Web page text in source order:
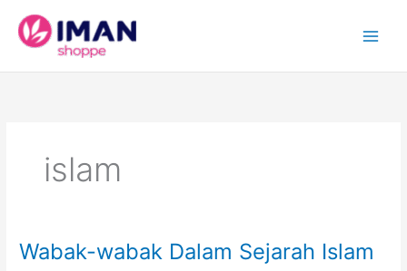
content
islam
Wabak-wabak Dalam Sejarah Islam